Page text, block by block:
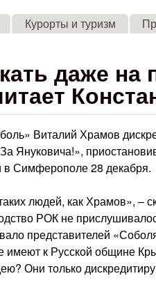
Skip to main
Курорты и туризм
даже на
Виталий Храмов
Януковича!»,
в Симферополе 28 декабря.
людей, как Храмов», –
РОК не
представителей
имеют к Русской общине
Они только